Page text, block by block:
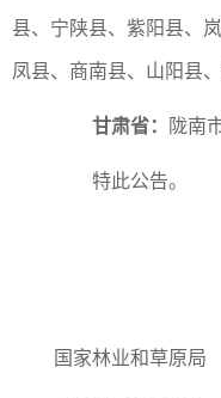
县、宁陕县、紫阳县、
凤县、商南县、山阳县
甘肃省： 陇南
特此公告。
国家林业和草原局